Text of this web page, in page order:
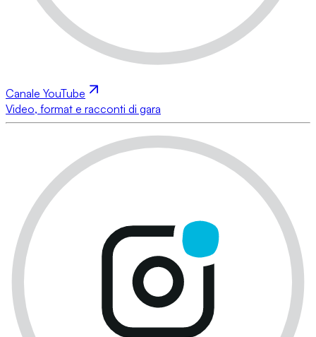
Canale YouTube
Video, format e racconti di gara